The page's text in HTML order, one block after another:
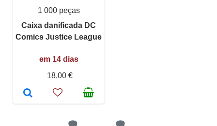
1 000 peças
Caixa danificada DC
Comics Justice League
em 14 dias
18,00 €